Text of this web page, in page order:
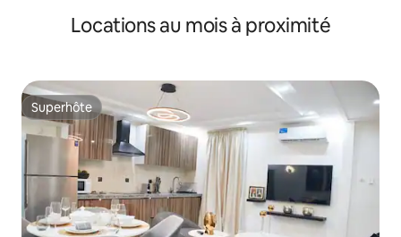
Locations au mois à proximité
Superhôte
Superhôte